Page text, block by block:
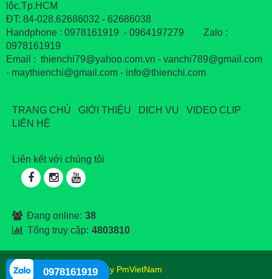
lộc.Tp.HCM
ĐT: 84-028.62686032 - 62686038
Handphone : 0978161919 - 0964197279 Zalo :
0978161919
Email : thienchi79@yahoo.com.vn - vanchi789@gmail.com
- maythienchi@gmail.com - info@thienchi.com
TRANG CHỦ GIỚI THIỆU DỊCH VỤ
VIDEO CLIP
LIÊN HỆ
Liên kết với chúng tôi
Đang online: 38
Tổng truy cập: 4803810
® Copyright 2018Design by PmVietNam
0978161919